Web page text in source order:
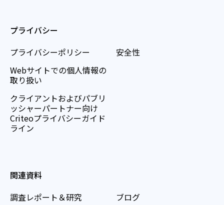
プライバシー
プライバシーポリシー
Webサイトでの個人情報の
取り扱い
クライアントおよびパブリ
ッシャーパートナー向け
Criteoプライバシーガイド
ライン
安全性
関連資料
調査レポート＆研究
ブログ